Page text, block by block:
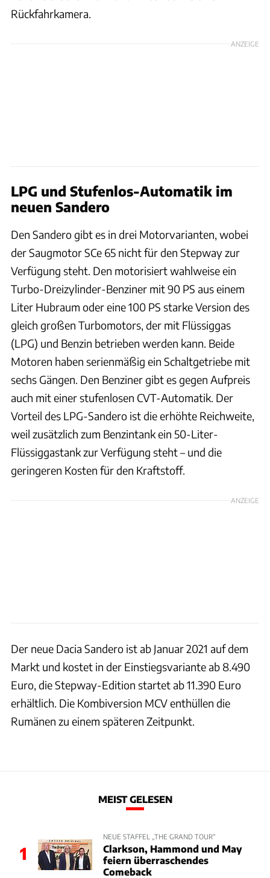
Rückfahrkamera.
ANZEIGE
LPG und Stufenlos-Automatik im
neuen Sandero
Den Sandero gibt es in drei Motorvarianten, wobei
der Saugmotor SCe 65 nicht für den Stepway zur
Verfügung steht. Den motorisiert wahlweise ein
Turbo-Dreizylinder-Benziner mit 90 PS aus einem
Liter Hubraum oder eine 100 PS starke Version des
gleich großen Turbomotors, der mit Flüssiggas
(LPG) und Benzin betrieben werden kann. Beide
Motoren haben serienmäßig ein Schaltgetriebe mit
sechs Gängen. Den Benziner gibt es gegen Aufpreis
auch mit einer stufenlosen CVT-Automatik. Der
Vorteil des LPG-Sandero ist die erhöhte Reichweite,
weil zusätzlich zum Benzintank ein 50-Liter-
Flüssiggastank zur Verfügung steht – und die
geringeren Kosten für den Kraftstoff.
ANZEIGE
Der neue Dacia Sandero ist ab Januar 2021 auf dem
Markt und kostet in der Einstiegsvariante ab 8.490
Euro, die Stepway-Edition startet ab 11.390 Euro
erhältlich. Die Kombiversion MCV enthüllen die
Rumänen zu einem späteren Zeitpunkt.
MEIST GELESEN
1
NEUE STAFFEL „THE GRAND TOUR“
Clarkson, Hammond und May
feiern überraschendes
Comeback